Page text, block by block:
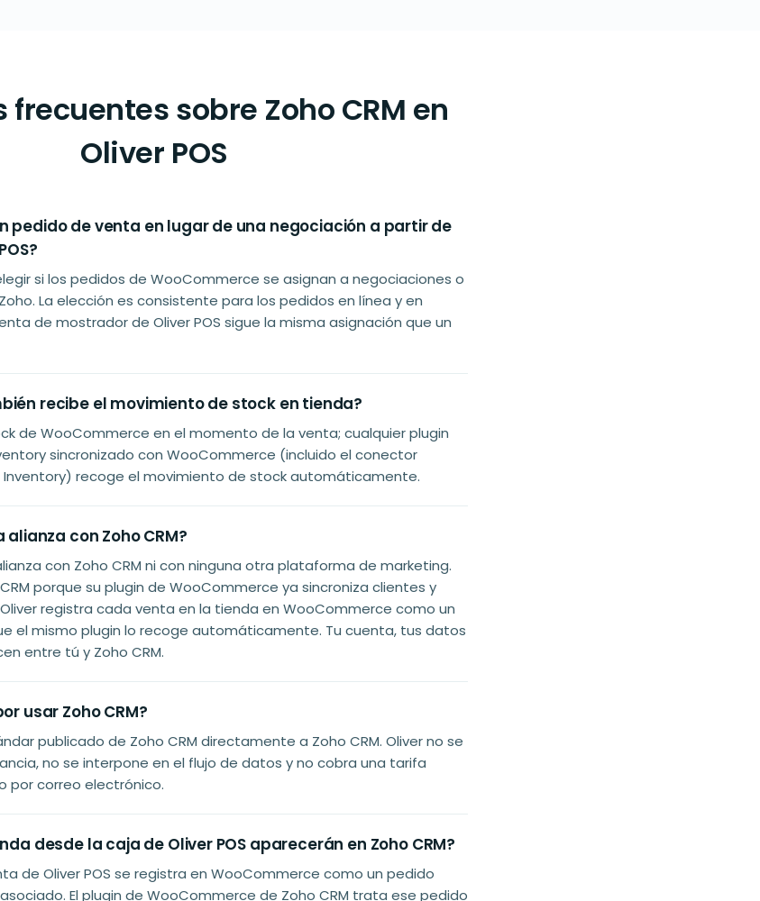
frecuentes sobre Zoho CRM en
Oliver POS
pedido de venta en lugar de una negociación a partir de
si los pedidos de WooCommerce se asignan a negociaciones o
La elección es consistente para los pedidos en línea y en
de mostrador de Oliver POS sigue la misma asignación que un
recibe el movimiento de stock en tienda?
de WooCommerce en el momento de la venta; cualquier plugin
sincronizado con WooCommerce (incluido el conector
recoge el movimiento de stock automáticamente.
alianza con Zoho CRM?
con Zoho CRM ni con ninguna otra plataforma de marketing.
porque su plugin de WooCommerce ya sincroniza clientes y
registra cada venta en la tienda en WooCommerce como un
el mismo plugin lo recoge automáticamente. Tu cuenta, tus datos
entre tú y Zoho CRM.
usar Zoho CRM?
publicado de Zoho CRM directamente a Zoho CRM. Oliver no se
no se interpone en el flujo de datos y no cobra una tarifa
por correo electrónico.
desde la caja de Oliver POS aparecerán en Zoho CRM?
de Oliver POS se registra en WooCommerce como un pedido
El plugin de WooCommerce de Zoho CRM trata ese pedido